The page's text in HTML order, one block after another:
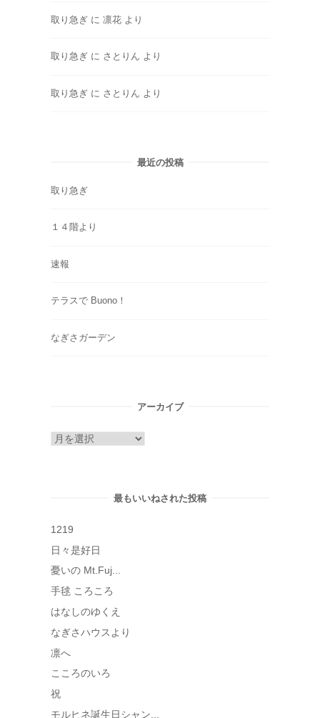
取り急ぎ に 凛花 より
取り急ぎ に さとりん より
取り急ぎ に さとりん より
最近の投稿
取り急ぎ
１４階より
速報
テラスで Buono！
なぎさガーデン
アーカイブ
ア
最もいいねされた投稿
1219
日々是好日
憂いの Mt.Fuj...
手毬 ころころ
はなしのゆくえ
なぎさハウスより
凛へ
こころのいろ
祝
モルヒネ誕生日シャン...